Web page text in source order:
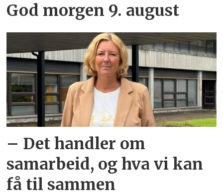
God morgen 9. august
– Det handler om
samarbeid, og hva vi kan
få til sammen